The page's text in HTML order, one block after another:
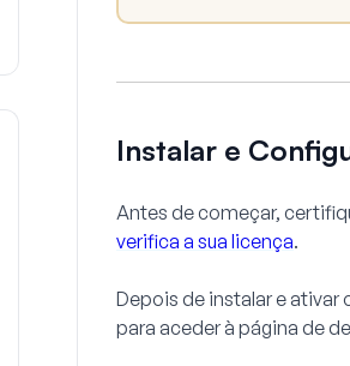
Instalar e
Antes de começar,
verifica a sua licença.
Depois de instalar e ativar
para aceder à página de